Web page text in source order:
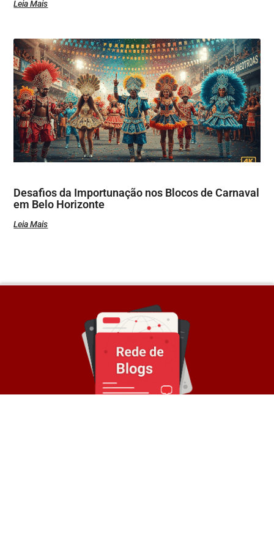
Leia Mais
Desafios da Importunação nos Blocos de Carnaval
em Belo Horizonte
Leia Mais